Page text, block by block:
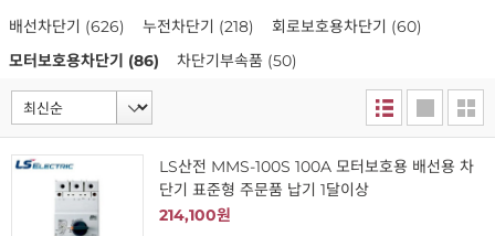
배선차단기 (626) 누전차단기 (218) 회로보호용차단기 (60)
모터보호용차단기 (86) 차단기부속품 (50)
LS산전 MMS-100S 100A 모터보호용 배선용 차
단기 표준형 주문품 납기 1달이상
214,100원